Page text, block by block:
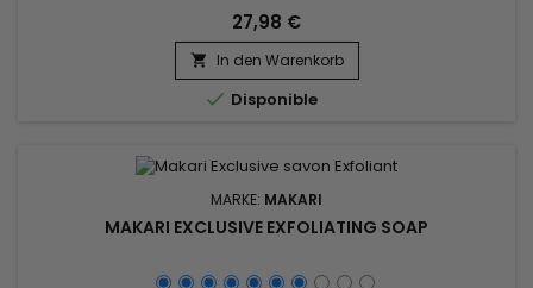
27,98 €
 In den Warenkorb
 Disponible
MARKE: MAKARI
MAKARI EXCLUSIVE EXFOLIATING SOAP